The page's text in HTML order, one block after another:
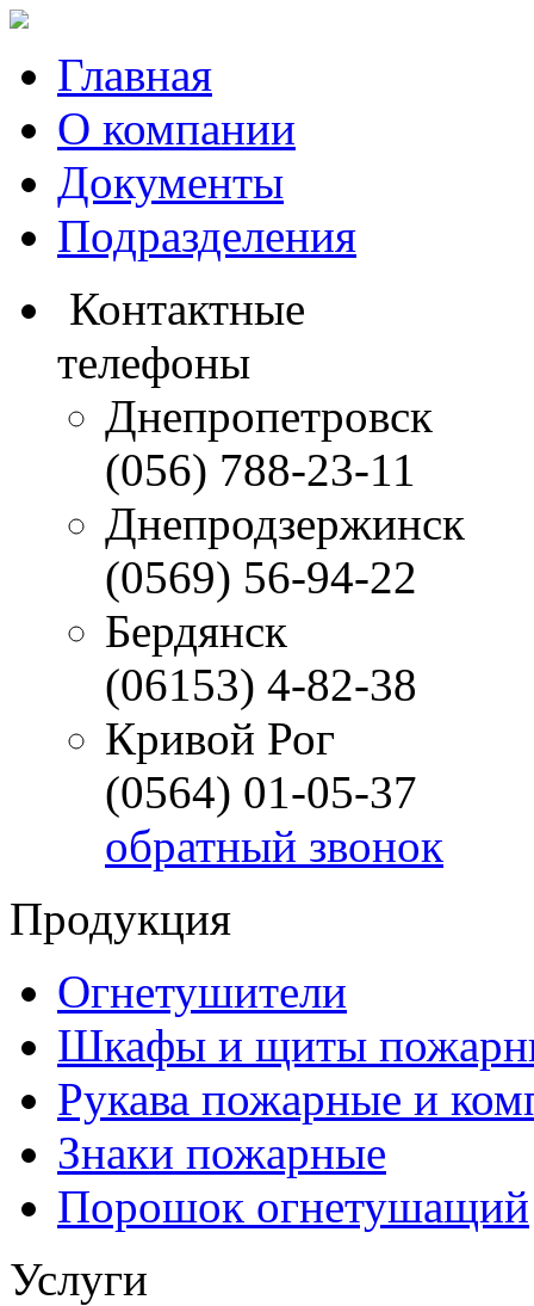
Главная
О компании
Документы
Подразделения
Контактные
телефоны
Днепропетровск
(056) 788-23-11
Днепродзержинск
(0569) 56-94-22
Бердянск
(06153) 4-82-38
Кривой Рог
(0564) 01-05-37
обратный звонок
Продукция
Огнетушители
Шкафы и щиты
Рукава пожарные и
Знаки пожарные
Порошок огнетушащий
Услуги